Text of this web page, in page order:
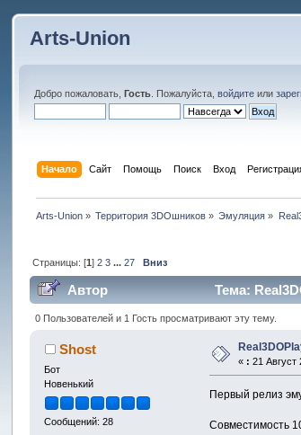
Arts-Union
Добро пожаловать,Гость . Пожалуйста,войдите или
Начало Сайт Помощь Поиск Вход
Arts-Union» Территория 3DOшников » Эмуляция »
Страницы: [1] 2 3 ... 27 Вниз
Автор Тема:
0 Пользователей и 1 Гость просматривают эту тему.
Shost
Бот
Новенький
Сообщений: 28
« : 21 Август
Первый релиз
Совместимость